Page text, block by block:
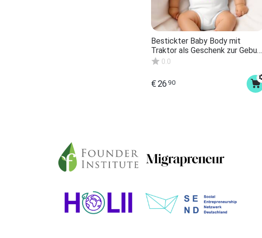
Bestickter Baby Body mit
Traktor als Geschenk zur Geburt
Taufe Pate personalisiert mit
Landwirte
0.0
€2690